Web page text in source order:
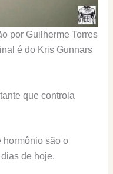
por Guilherme Torres
é do Kris Gunnars
que controla
hormônio são o
de hoje.